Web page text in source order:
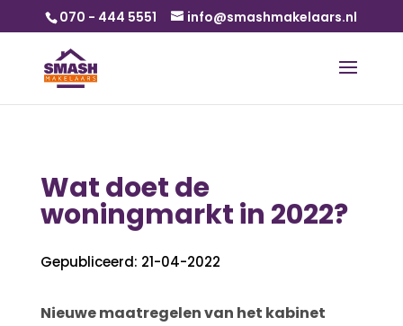
070 - 444 5551 info@smashmakelaars.nl
Wat doet de
woningmarkt in 2022?
Gepubliceerd: 21-04-2022
Nieuwe maatregelen van het kabinet